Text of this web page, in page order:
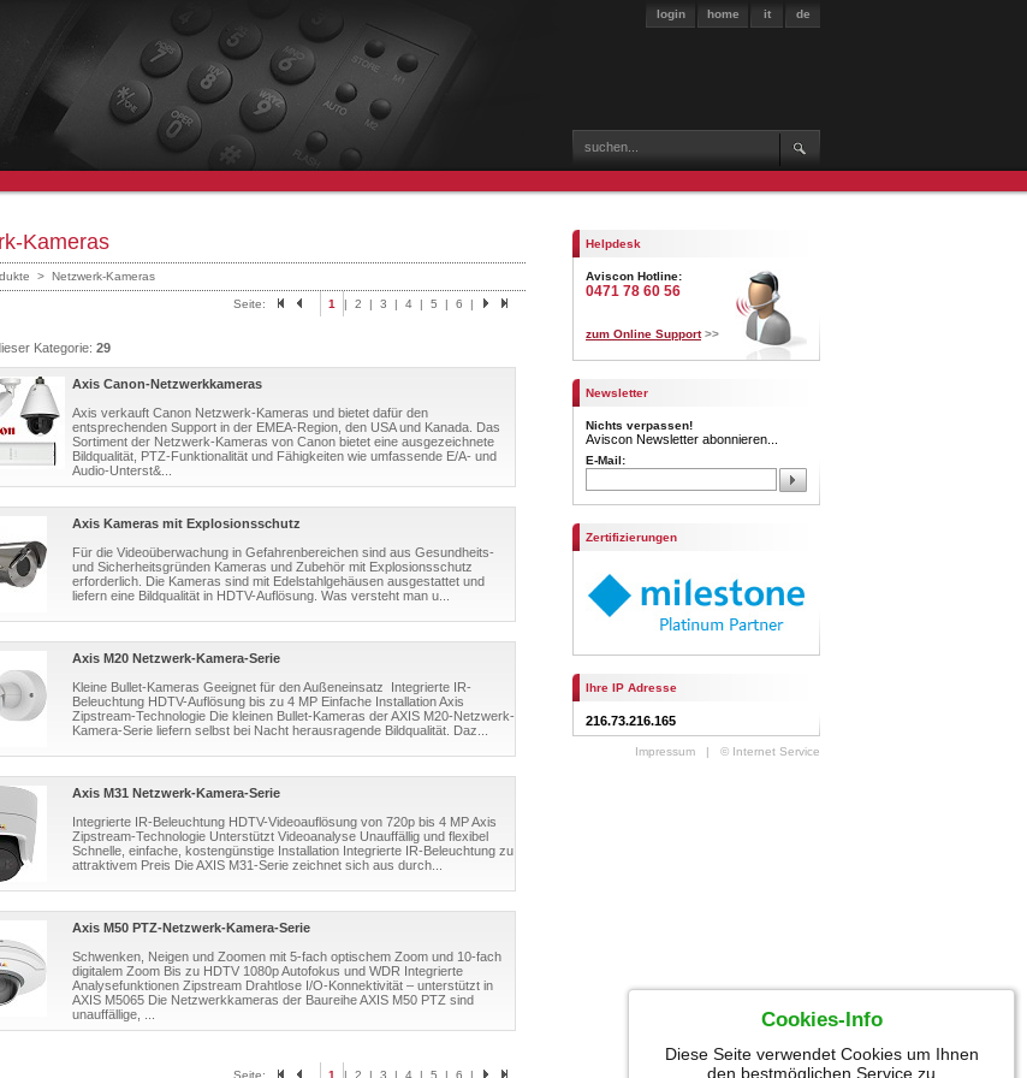
login home it de
Kameras
> Netzwerk-Kameras
Seite: 1 | 2 | 3 | 4 | 5 | 6 |
Kategorie: 29
Axis Canon-Netzwerkkameras
Axis verkauft Canon Netzwerk-Kameras und bietet dafür den
entsprechenden Support in der EMEA-Region, den USA und Kanada. Das
Sortiment der Netzwerk-Kameras von Canon bietet eine ausgezeichnete
Bildqualität, PTZ-Funktionalität und Fähigkeiten wie umfassende E/A- und
Audio-Unterst&...
Axis Kameras mit Explosionsschutz
Für die Videoüberwachung in Gefahrenbereichen sind aus Gesundheits-
und Sicherheitsgründen Kameras und Zubehör mit Explosionsschutz
erforderlich. Die Kameras sind mit Edelstahlgehäusen ausgestattet und
liefern eine Bildqualität in HDTV-Auflösung. Was versteht man u...
Axis M20 Netzwerk-Kamera-Serie
Kleine Bullet-Kameras Geeignet für den Außeneinsatz Integrierte IR-
Beleuchtung HDTV-Auflösung bis zu 4 MP Einfache Installation Axis
Zipstream-Technologie Die kleinen Bullet-Kameras der AXIS M20-Netzwerk-
Kamera-Serie liefern selbst bei Nacht herausragende Bildqualität. Daz...
Axis M31 Netzwerk-Kamera-Serie
Integrierte IR-Beleuchtung HDTV-Videoauflösung von 720p bis 4 MP Axis
Zipstream-Technologie Unterstützt Videoanalyse Unauffällig und flexibel
Schnelle, einfache, kostengünstige Installation Integrierte IR-Beleuchtung zu
attraktivem Preis Die AXIS M31-Serie zeichnet sich aus durch...
Axis M50 PTZ-Netzwerk-Kamera-Serie
Schwenken, Neigen und Zoomen mit 5-fach optischem Zoom und 10-fach
digitalem Zoom Bis zu HDTV 1080p Autofokus und WDR Integrierte
Analysefunktionen Zipstream Drahtlose I/O-Konnektivität – unterstützt in
AXIS M5065 Die Netzwerkkameras der Baureihe AXIS M50 PTZ sind
unauffällige, ...
Seite: 1 | 2 | 3 | 4 | 5 | 6 |
Helpdesk
Aviscon Hotline:
0471 78 60 56
zum Online Support>>
Newsletter
Nichts verpassen!
Aviscon Newsletter abonnieren...
E-Mail:
Zertifizierungen
Ihre IP Adresse
216.73.216.165
Impressum | © Internet Service
Cookies-Info
Diese Seite verwendet Cookies um Ihnen
den bestmöglichen Service zu